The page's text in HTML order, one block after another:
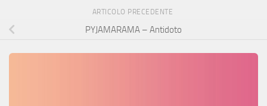
ARTICOLO PRECEDENTE
PYJAMARAMA – Antidoto